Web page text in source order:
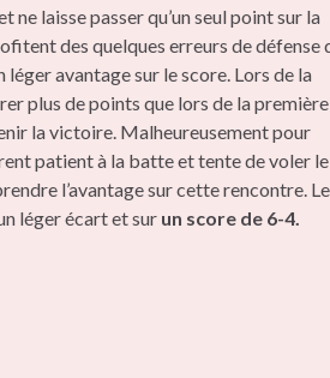
ne laisse passer qu’un seul point sur la
des quelques erreurs de défense
avantage sur le score. Lors de la
plus de points que lors de la première
la victoire. Malheureusement pour
patient à la batte et tente de voler
l’avantage sur cette rencontre.
léger écart et sur un score de 6-4.